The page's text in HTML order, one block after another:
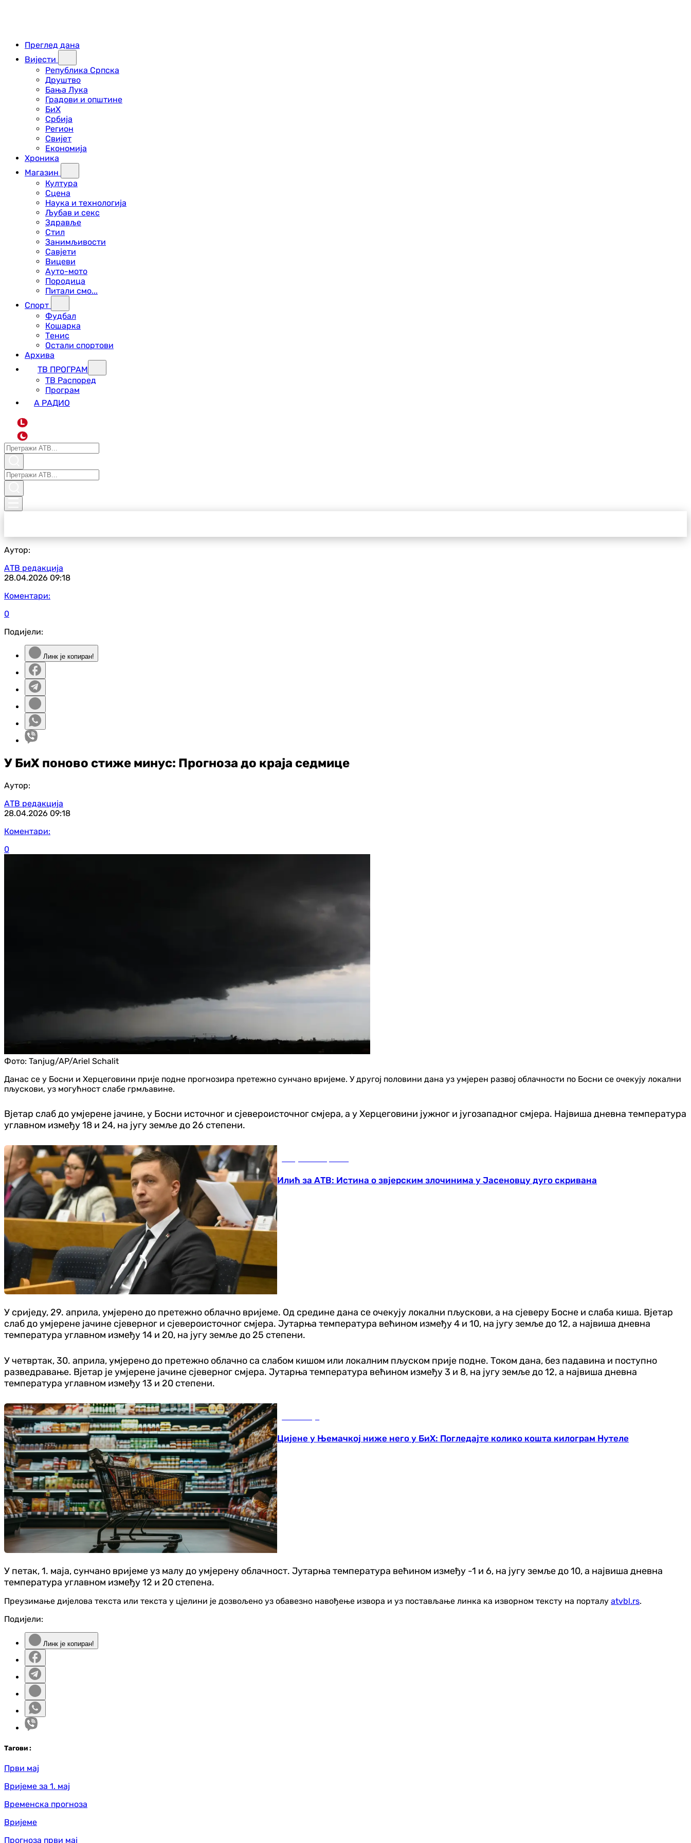
Преглед дана
Вијести
Република Српска
Друштво
Бања Лука
Градови и општине
БиХ
Србија
Регион
Свијет
Економија
Хроника
Магазин
Култура
Сцена
Наука и технологија
Љубав и секс
Здравље
Стил
Занимљивости
Савјети
Вицеви
Ауто-мото
Породица
Питали смо...
Спорт
Фудбал
Кошарка
Тенис
Остали спортови
Архива
ТВ ПРОГРАМ
ТВ Распоред
Програм
А РАДИО
L
Аутор:
АТВ редакција
28.04.2026 09:18
Коментари:
0
Подијели:
Линк је копиран!
У БиХ поново стиже минус: Прогноза до краја седмице
Аутор:
АТВ редакција
28.04.2026 09:18
Коментари:
0
Фото: Tanjug/AP/Ariel Schalit
Данас се у Босни и Херцеговини прије подне прогнозира претежно сунчано вријеме. У другој половини дана уз умјерен развој облачности по Босни се очекују локални
пљускови, уз могућност слабе грмљавине.
Вјетар слаб до умјерене јачине, у Босни источног и сјевероисточног смјера, а у Херцеговини јужног и југозападног смјера. Највиша дневна температура
углавном између 18 и 24, на југу земље до 26 степени.
Илић за АТВ: Истина о звјерским злочинима у Јасеновцу дуго скривана
У сриједу, 29. априла, умјерено до претежно облачно вријеме. Од средине дана се очекују локални пљускови, а на сјеверу Босне и слаба киша. Вјетар
слаб до умјерене јачине сјеверног и сјевероисточног смјера. Јутарња температура већином између 4 и 10, на југу земље до 12, а највиша дневна
температура углавном између 14 и 20, на југу земље до 25 степени.
У четвртак, 30. априла, умјерено до претежно облачно са слабом кишом или локалним пљуском прије подне. Током дана, без падавина и поступно
разведравање. Вјетар је умјерене јачине сјеверног смјера. Јутарња температура већином између 3 и 8, на југу земље до 12, а највиша дневна
температура углавном између 13 и 20 степени.
Цијене у Њемачкој ниже него у БиХ: Погледајте колико кошта килограм Нутеле
У петак, 1. маја, сунчано вријеме уз малу до умјерену облачност. Јутарња температура већином између -1 и 6, на југу земље до 10, а највиша дневна
температура углавном између 12 и 20 степена.
Преузимање дијелова текста или текста у цјелини је дозвољено уз обавезно навођење извора и уз постављање линка ка изворном тексту на порталу atvbl.rs.
Подијели:
Линк је копиран!
Тагови :
Први мај
Вријеме за 1. мај
Временска прогноза
Вријеме
Прогноза први мај